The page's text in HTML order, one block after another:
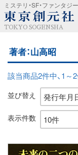
ミステリ・SF・ファンタジ
TOKYO SOGENSHA
著者：山高昭
該当商品2件中、1～
並び替え
表示件数